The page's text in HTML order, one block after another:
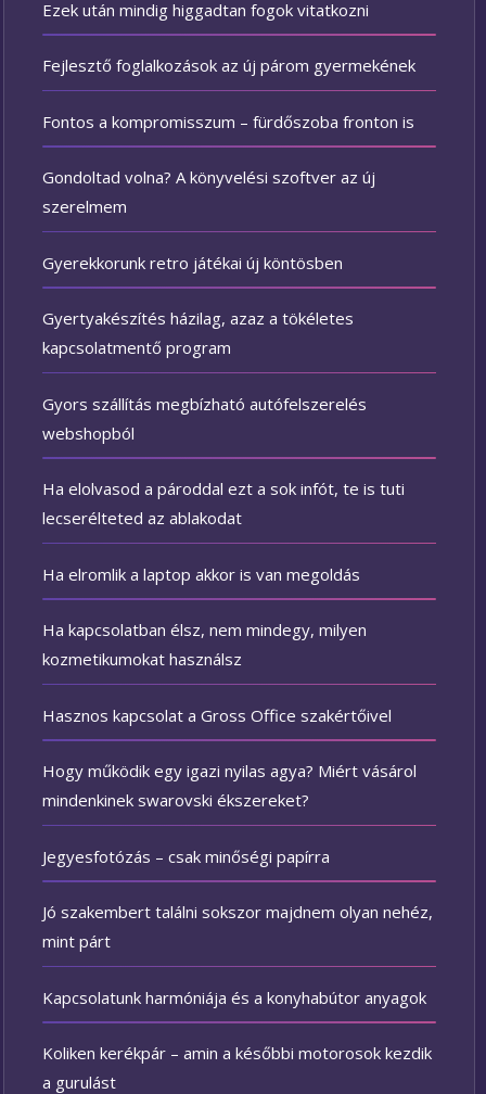
Ezek után mindig higgadtan fogok vitatkozni
Fejlesztő foglalkozások az új párom gyermekének
Fontos a kompromisszum – fürdőszoba fronton is
Gondoltad volna? A könyvelési szoftver az új
szerelmem
Gyerekkorunk retro játékai új köntösben
Gyertyakészítés házilag, azaz a tökéletes
kapcsolatmentő program
Gyors szállítás megbízható autófelszerelés
webshopból
Ha elolvasod a pároddal ezt a sok infót, te is tuti
lecserélteted az ablakodat
Ha elromlik a laptop akkor is van megoldás
Ha kapcsolatban élsz, nem mindegy, milyen
kozmetikumokat használsz
Hasznos kapcsolat a Gross Office szakértőivel
Hogy működik egy igazi nyilas agya? Miért vásárol
mindenkinek swarovski ékszereket?
Jegyesfotózás – csak minőségi papírra
Jó szakembert találni sokszor majdnem olyan nehéz,
mint párt
Kapcsolatunk harmóniája és a konyhabútor anyagok
Koliken kerékpár – amin a későbbi motorosok kezdik
a gurulást